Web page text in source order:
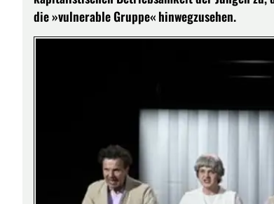
die »vulnerable Gruppe« hinwegzusehen.